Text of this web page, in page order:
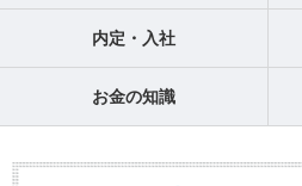
内定・入社
お金の知識